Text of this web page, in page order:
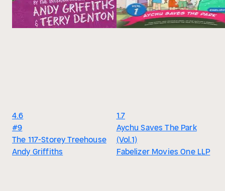
4.6
#9
The 117-Storey Treehouse
Andy Griffiths
1.7
Aychu Saves The Park
(Vol.1)
Fabelizer Movies One LLP